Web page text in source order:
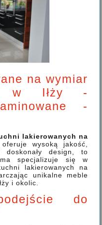
na wymiar
w Iłży -
-
lakierowanych na
wysoką jakość,
doskonały design, to
specjalizuje się w
lakierowanych na
unikalne meble
i okolic.
do